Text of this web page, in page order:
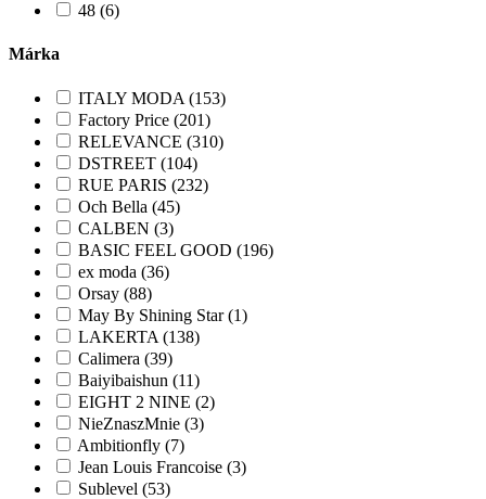
48 (6)
Márka
ITALY MODA (153)
Factory Price (201)
RELEVANCE (310)
DSTREET (104)
RUE PARIS (232)
Och Bella (45)
CALBEN (3)
BASIC FEEL GOOD (196)
ex moda (36)
Orsay (88)
May By Shining Star (1)
LAKERTA (138)
Calimera (39)
Baiyibaishun (11)
EIGHT 2 NINE (2)
NieZnaszMnie (3)
Ambitionfly (7)
Jean Louis Francoise (3)
Sublevel (53)